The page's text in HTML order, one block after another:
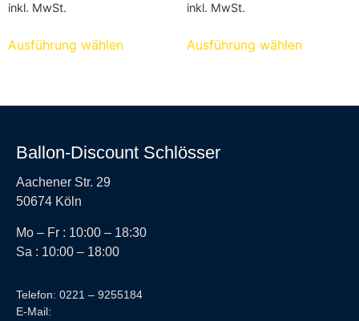
inkl. MwSt.
Ausführung wählen
inkl. MwSt.
Ausführung wählen
Ballon-Discount Schlösser
Aachener Str. 29
50674 Köln
Mo – Fr : 10:00 – 18:30
Sa : 10:00 – 18:00
Telefon: 0221 – 9255184
E-Mail: